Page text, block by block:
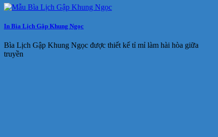
In Bìa Lịch Gập Khung Ngọc
Bìa Lịch Gập Khung Ngọc được thiết kế tỉ mỉ làm hài hòa giữa
truyền